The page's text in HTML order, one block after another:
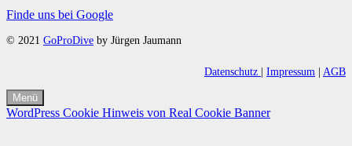
Finde uns bei Google
© 2021 GoProDive by Jürgen Jaumann
Datenschutz Impressum AGB
Menü
WordPress Cookie Hinweis von Real Cookie Banner